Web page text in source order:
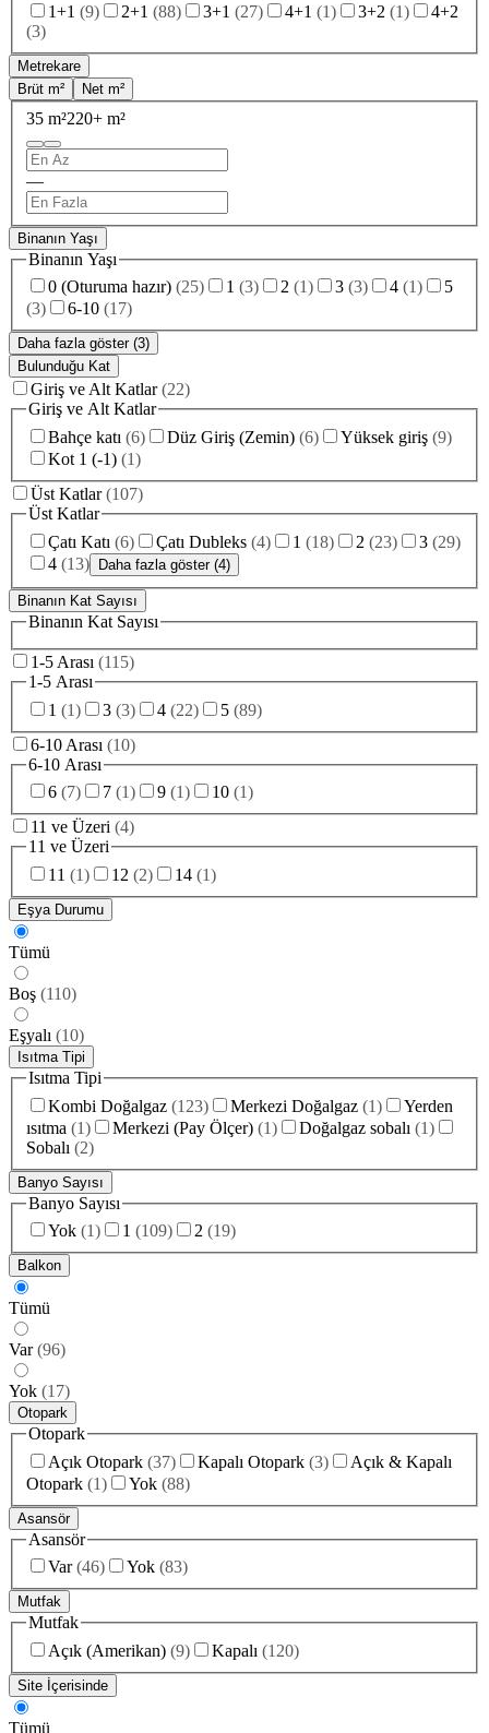
1+1 (9) 2+1 (88) 3+1 (27) 4+1 (1) 3+2 (1)
4+2
(3)
Metrekare
Brüt m²
Net m²
35 m²220+ m²
—
Binanın Yaşı
Binanın Yaşı
0 (Oturuma hazır) (25) 1 (3) 2 (1) 3 (3) 4 (1)
5
(3) 6-10 (17)
Daha fazla göster (3)
Bulunduğu Kat
Giriş ve Alt Katlar (22)
Giriş ve Alt Katlar
Bahçe katı (6) Düz Giriş (Zemin) (6) Yüksek giriş (9)
Kot 1 (-1) (1)
Üst Katlar (107)
Üst Katlar
Çatı Katı (6) Çatı Dubleks (4) 1 (18) 2 (23) 3 (29)
4 (13) Daha fazla göster (4)
Binanın Kat Sayısı
Binanın Kat Sayısı
1-5 Arası (115)
1-5 Arası
1 (1) 3 (3) 4 (22) 5 (89)
6-10 Arası (10)
6-10 Arası
6 (7) 7 (1) 9 (1) 10 (1)
11 ve Üzeri (4)
11 ve Üzeri
11 (1) 12 (2) 14 (1)
Eşya Durumu
Tümü
Boş (110)
Eşyalı (10)
Isıtma Tipi
Isıtma Tipi
Kombi Doğalgaz (123) Merkezi Doğalgaz (1)
Yerden
ısıtma (1) Merkezi (Pay Ölçer) (1) Doğalgaz sobalı (1)
Sobalı (2)
Banyo Sayısı
Banyo Sayısı
Yok (1) 1 (109) 2 (19)
Balkon
Tümü
Var (96)
Yok (17)
Otopark
Otopark
Açık Otopark (37) Kapalı Otopark (3)
Açık & Kapalı
Otopark (1) Yok (88)
Asansör
Asansör
Var (46) Yok (83)
Mutfak
Mutfak
Açık (Amerikan) (9) Kapalı (120)
Site İçerisinde
Tümü